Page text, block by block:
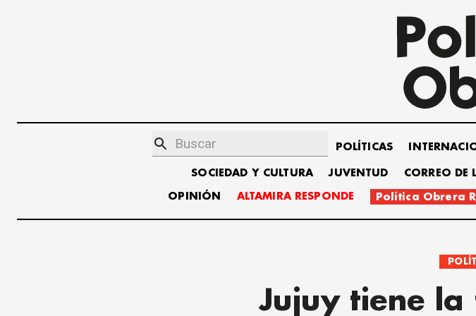
POLÍTICAS
SOCIEDAD Y CULTURA JUVENTUD CORREO DE
OPINIÓN ALTAMIRA RESPONDE Política Obrera
Jujuy tiene